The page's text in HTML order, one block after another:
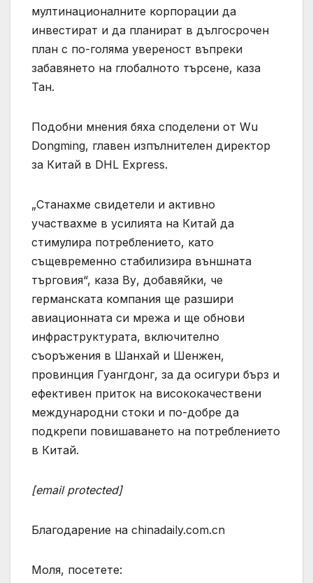
мултинационалните корпорации да
инвестират и да планират в дългосрочен
план с по-голяма увереност въпреки
забавянето на глобалното търсене, каза
Тан.
Подобни мнения бяха споделени от Wu
Dongming, главен изпълнителен директор
за Китай в DHL Express.
„Станахме свидетели и активно
участвахме в усилията на Китай да
стимулира потреблението, като
същевременно стабилизира външната
търговия“, каза Ву, добавяйки, че
германската компания ще разшири
авиационната си мрежа и ще обнови
инфраструктурата, включително
съоръжения в Шанхай и Шенжен,
провинция Гуангдонг, за да осигури бърз и
ефективен приток на висококачествени
международни стоки и по-добре да
подкрепи повишаването на потреблението
в Китай.
[email protected]
Благодарение на chinadaily.com.cn
Моля, посетете: